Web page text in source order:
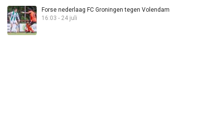
Forse nederlaag FC Groningen tegen Volendam
16:03 - 24 juli